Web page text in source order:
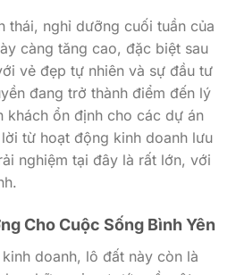
thái, nghỉ dưỡng cuối tuần của
càng tăng cao, đặc biệt sau
vẻ đẹp tự nhiên và sự đầu tư
đang trở thành điểm đến lý
khách ổn định cho các dự án
từ hoạt động kinh doanh lưu
nghiệm tại đây là rất lớn, với
Cho Cuộc Sống Bình Yên
doanh, lô đất này còn là